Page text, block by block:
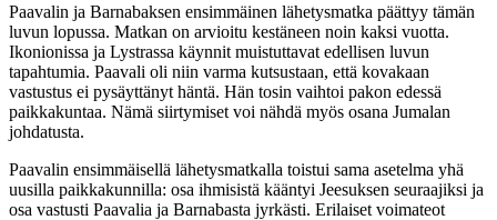
Paavalin ja Barnabaksen ensimmäinen lähetysmatka päättyy tämän
luvun lopussa. Matkan on arvioitu kestäneen noin kaksi vuotta.
Ikonionissa ja Lystrassa käynnit muistuttavat edellisen luvun
tapahtumia. Paavali oli niin varma kutsustaan, että kovakaan
vastustus ei pysäyttänyt häntä. Hän tosin vaihtoi pakon edessä
paikkakuntaa. Nämä siirtymiset voi nähdä myös osana Jumalan
johdatusta.
Paavalin ensimmäisellä lähetysmatkalla toistui sama asetelma yhä
uusilla paikkakunnilla: osa ihmisistä kääntyi Jeesuksen seuraajiksi ja
osa vastusti Paavalia ja Barnabasta jyrkästi. Erilaiset voimateot